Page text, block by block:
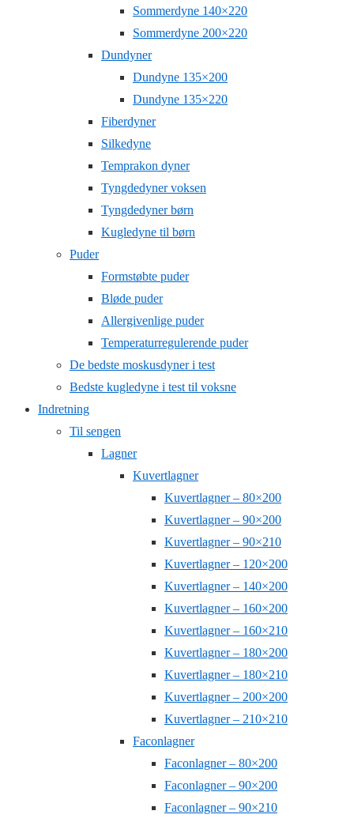
Sommerdyne 140×220
Sommerdyne 200×220
Dundyner
Dundyne 135×200
Dundyne 135×220
Fiberdyner
Silkedyne
Temprakon dyner
Tyngdedyner voksen
Tyngdedyner børn
Kugledyne til børn
Puder
Formstøbte puder
Bløde puder
Allergivenlige puder
Temperaturregulerende puder
De bedste moskusdyner i test
Bedste kugledyne i test til voksne
Indretning
Til sengen
Lagner
Kuvertlagner
Kuvertlagner – 80×200
Kuvertlagner – 90×200
Kuvertlagner – 90×210
Kuvertlagner – 120×200
Kuvertlagner – 140×200
Kuvertlagner – 160×200
Kuvertlagner – 160×210
Kuvertlagner – 180×200
Kuvertlagner – 180×210
Kuvertlagner – 200×200
Kuvertlagner – 210×210
Faconlagner
Faconlagner – 80×200
Faconlagner – 90×200
Faconlagner – 90×210